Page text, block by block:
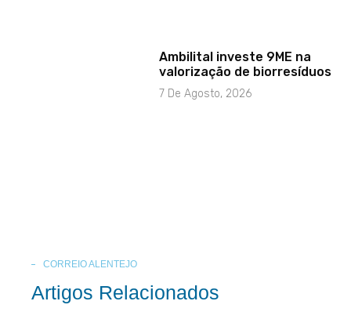
Ambilital investe 9ME na
valorização de biorresíduos
7 De Agosto, 2026
CORREIO ALENTEJO
Artigos Relacionados